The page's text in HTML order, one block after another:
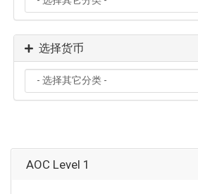
选择货币
AOC Level 1